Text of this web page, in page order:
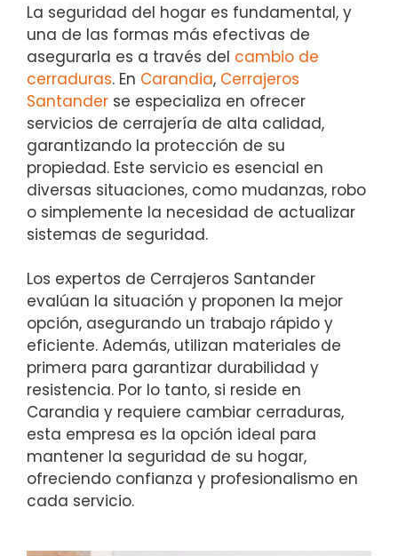
La seguridad del hogar es fundamental, y
una de las formas más efectivas de
asegurarla es a través del cambio de
cerraduras. En Carandia, Cerrajeros
Santander se especializa en ofrecer
servicios de cerrajería de alta calidad,
garantizando la protección de su
propiedad. Este servicio es esencial en
diversas situaciones, como mudanzas, robo
o simplemente la necesidad de actualizar
sistemas de seguridad.
Los expertos de Cerrajeros Santander
evalúan la situación y proponen la mejor
opción, asegurando un trabajo rápido y
eficiente. Además, utilizan materiales de
primera para garantizar durabilidad y
resistencia. Por lo tanto, si reside en
Carandia y requiere cambiar cerraduras,
esta empresa es la opción ideal para
mantener la seguridad de su hogar,
ofreciendo confianza y profesionalismo en
cada servicio.